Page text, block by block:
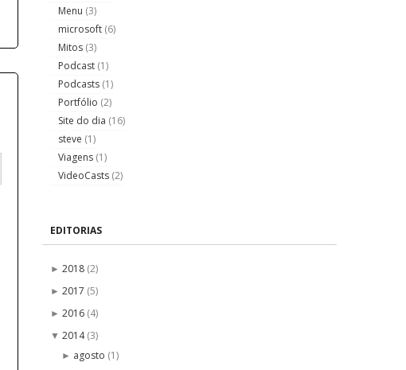
Menu (3)
microsoft (6)
Mitos (3)
Podcast (1)
Podcasts (1)
Portfólio (2)
Site do dia (16)
steve (1)
Viagens (1)
VideoCasts (2)
EDITORIAS
► 2018 (2)
► 2017 (5)
► 2016 (4)
▼ 2014(3)
► agosto (1)